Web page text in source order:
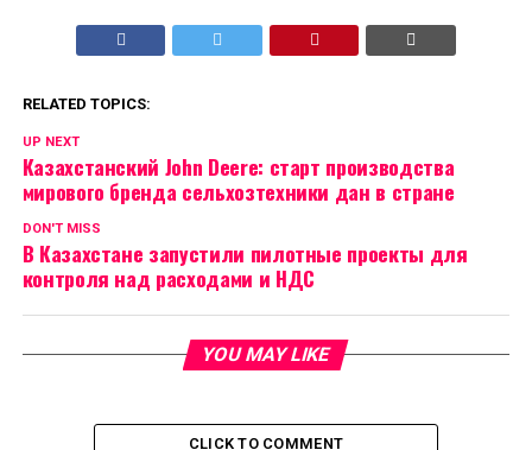
RELATED TOPICS:
UP NEXT
Казахстанский John Deere: старт производства
мирового бренда сельхозтехники дан в стране
DON'T MISS
В Казахстане запустили пилотные проекты для
контроля над расходами и НДС
YOU MAY LIKE
CLICK TO COMMENT